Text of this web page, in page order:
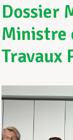
Dossier
Ministre
Travaux